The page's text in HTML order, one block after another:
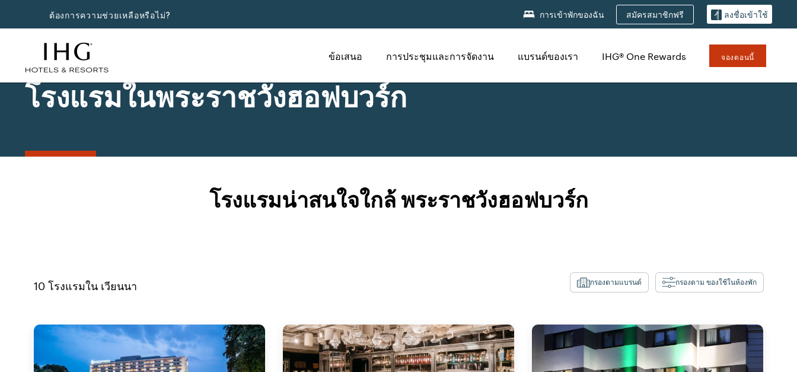
ต้องการความช่วยเหลือหรือไม่? การเข้าพักของฉัน สมัครสมาชิกฟรี ลงชื่อเข้าใช้
ข้อเสนอ การประชุมและการจัดงาน แบรนด์ของเรา IHG® One Rewards จองตอนนี้
โรงแรมในพระราชวังฮอฟบวร์ก
โรงแรมน่าสนใจใกล้ พระราชวังฮอฟบวร์ก
10 โรงแรมใน เวียนนา กรองตามแบรนด์ กรองตาม ของใช้ในห้องพัก